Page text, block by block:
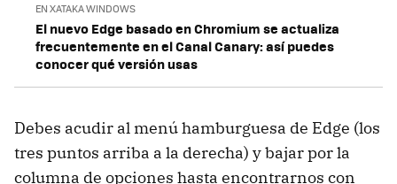
EN XATAKA WINDOWS
El nuevo Edge basado en Chromium se actualiza
frecuentemente en el Canal Canary: así puedes
conocer qué versión usas
Debes acudir al menú hamburguesa de Edge (los
tres puntos arriba a la derecha) y bajar por la
columna de opciones hasta encontrarnos con